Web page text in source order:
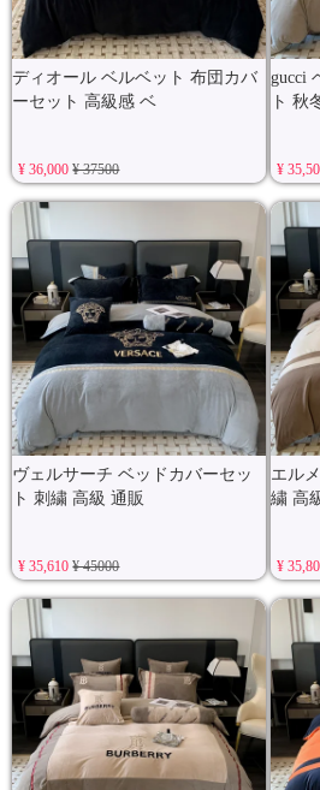
ディオール ベルベット 布団カバ
ーセット 高級感 ベ
¥ 36,000¥ 37500
gucci
ト 秋
¥
ヴェルサーチ ベッドカバーセッ
ト 刺繍 高級 通販
¥ 35,610¥ 45000
エル
繍 高
¥